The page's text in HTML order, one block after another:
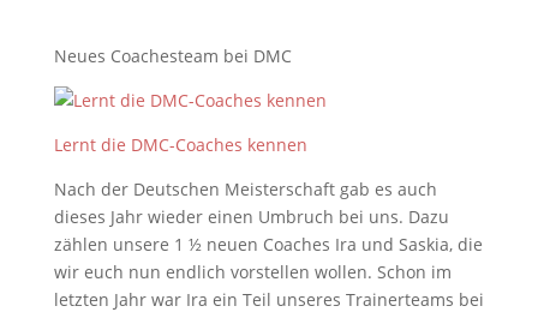
Neues Coachesteam bei DMC
Lernt die DMC-Coaches kennen
Nach der Deutschen Meisterschaft gab es auch
dieses Jahr wieder einen Umbruch bei uns. Dazu
zählen unsere 1 ½ neuen Coaches Ira und Saskia, die
wir euch nun endlich vorstellen wollen. Schon im
letzten Jahr war Ira ein Teil unseres Trainerteams bei